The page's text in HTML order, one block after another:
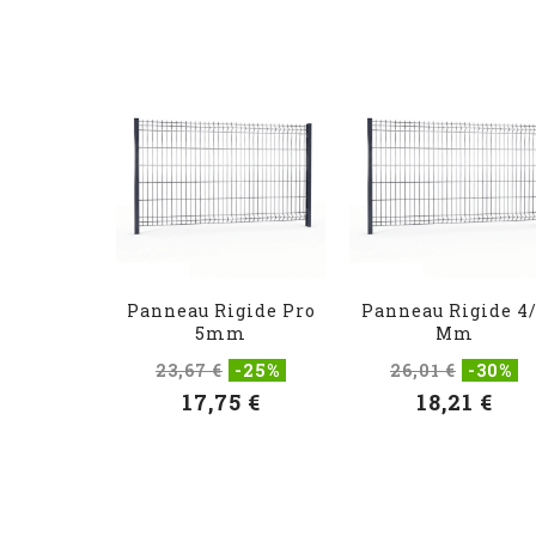
Panneau Rigide Pro
5mm
23,67 € -25%
17,75 €
Panneau Rigide
Mm
26,01 € -30%
18,21 €